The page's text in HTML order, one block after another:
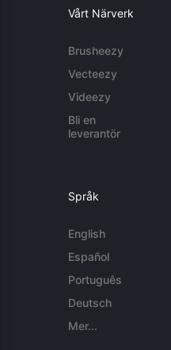
Vårt Närverk
Brusheezy
Vecteezy
Videezy
Bli en
leverantör
Språk
English
Español
Português
Deutsch
Mer...